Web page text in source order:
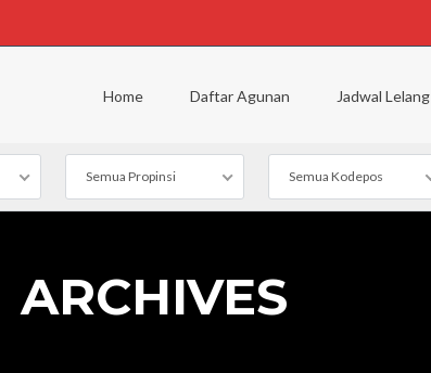
Home Daftar Agunan Jadwal Lelang
Semua Propinsi Semua Kodepos
ARCHIVES